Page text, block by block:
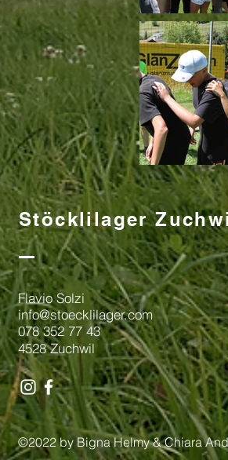
Stöcklilager
Flavio Solzi
info@stoecklilager.com
078 352 77 43
4528 Zuchwil
©2022 by Bigna Helmy & Chiara